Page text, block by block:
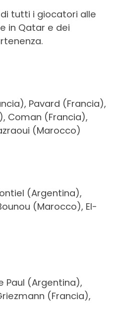
tutti i giocatori alle
in Qatar e dei
Pavard (Francia),
Coman (Francia),
(Marocco)
(Argentina),
(Marocco), El-
Paul (Argentina),
(Francia),